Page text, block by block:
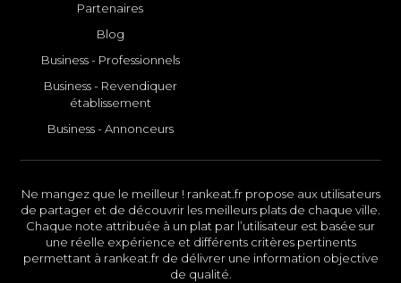
Partenaires
Blog
Business - Professionnels
Business - Revendiquer
établissement
Business - Annonceurs
Ne mangez que le meilleur ! rankeat.fr propose aux utilisateurs
de partager et de découvrir les meilleurs plats de chaque ville.
Chaque note attribuée à un plat par l’utilisateur est basée sur
une réelle expérience et différents critères pertinents
permettant à rankeat.fr de délivrer une information objective
de qualité.